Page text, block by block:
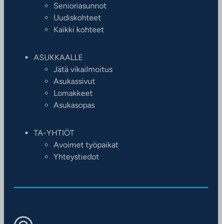
Senioriasunnot
Uudiskohteet
Kaikki kohteet
ASUKKAALLE
Jätä vikailmoitus
Asukassivut
Lomakkeet
Asukasopas
TA-YHTIÖT
Avoimet työpaikat
Yhteystiedot